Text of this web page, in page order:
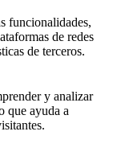
funcionalidades,
de redes
de terceros.
y analizar
que ayuda a